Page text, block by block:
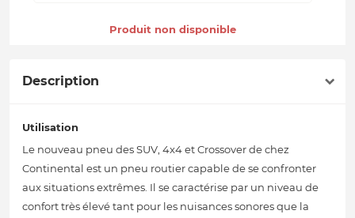
Produit non disponible
Description
Utilisation
Le nouveau pneu des SUV, 4x4 et Crossover de chez
Continental est un pneu routier capable de se confronter
aux situations extrêmes. Il se caractérise par un niveau de
confort très élevé tant pour les nuisances sonores que la